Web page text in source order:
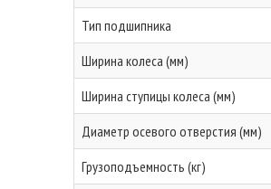
Тип подшипника
Ширина колеса (мм)
Ширина ступицы колеса (мм)
Диаметр осевого отверстия (мм)
Грузоподъемность (кг)